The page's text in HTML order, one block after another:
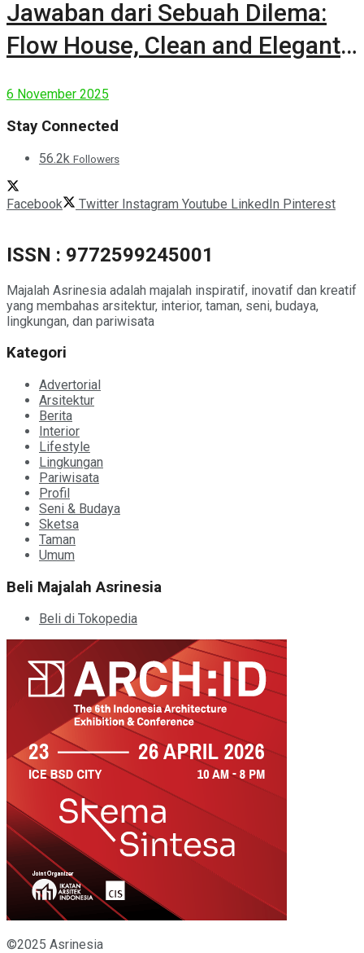
Jawaban dari Sebuah Dilema:
Flow House, Clean and Elegant
6 November 2025
Stay Connected
56.2k Followers
Facebook Twitter Instagram Youtube LinkedIn Pinterest
ISSN : 9772599245001
Majalah Asrinesia adalah majalah inspiratif, inovatif dan kreatif
yang membahas arsitektur, interior, taman, seni, budaya,
lingkungan, dan pariwisata
Kategori
Advertorial
Arsitektur
Berita
Interior
Lifestyle
Lingkungan
Pariwisata
Profil
Seni & Budaya
Sketsa
Taman
Umum
Beli Majalah Asrinesia
Beli di Tokopedia
©2025 Asrinesia